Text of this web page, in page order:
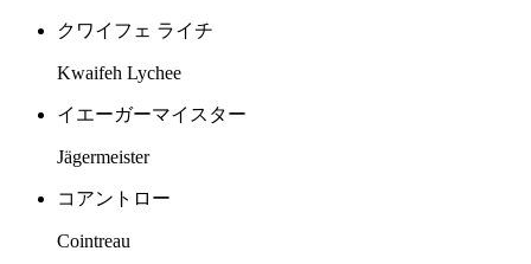
クワイフェ ライチ
Kwaifeh Lychee
イエーガーマイスター
Jägermeister
コアントロー
Cointreau